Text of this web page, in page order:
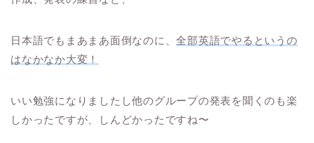
日本語でもまあまあ面倒なのに、全部英語でやるというの
はなかなか大変！
いい勉強になりましたし他のグループの発表を聞くのも楽
しかったですが、しんどかったですね〜